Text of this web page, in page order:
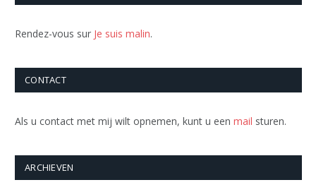
Rendez-vous sur Je suis malin.
CONTACT
Als u contact met mij wilt opnemen, kunt u een mail sturen.
ARCHIEVEN